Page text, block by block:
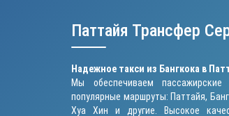
Паттайя Трансфер
Надежное такси из Бангкока в
Мы обеспечиваем
популярные маршруты: Паттайя,
Хуа Хин и другие. Высокое